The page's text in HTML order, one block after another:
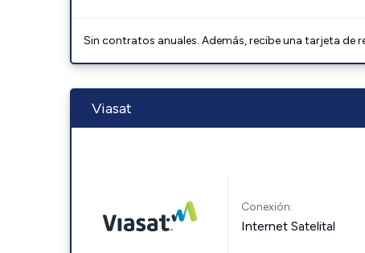
Sin contratos anuales. Además, recibe una tarjeta de
Viasat
Conexión:
Internet Satelital